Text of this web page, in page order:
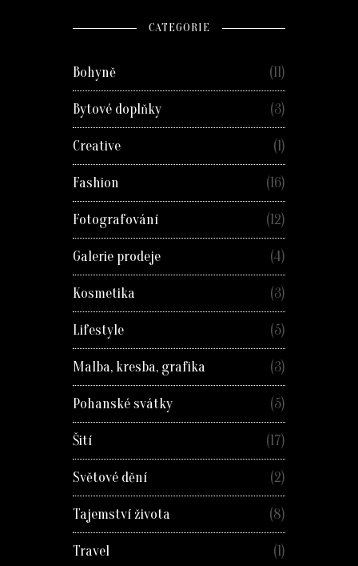
CATEGORIE
Bohyně (11)
Bytové doplňky (3)
Creative (1)
Fashion (16)
Fotografování (12)
Galerie prodeje (4)
Kosmetika (3)
Lifestyle (5)
Malba, kresba, grafika (3)
Pohanské svátky (5)
Šití (17)
Světové dění (2)
Tajemství života (8)
Travel (1)